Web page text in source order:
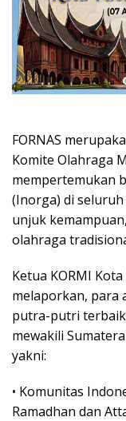
FORNAS
Komite Olahraga
mempertemukan
(Inorga) di seluruh
unjuk
olahraga
Ketua KORMI
melaporkan, para
putra-putri
mewakili
yakni:
• Komunitas
Ramadhan dan